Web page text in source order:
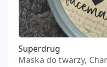
Superdrug
Maska do twarzy,